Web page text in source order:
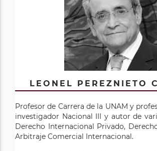
LEONEL PEREZNIETO
Profesor de Carrera de la UNAM y
investigador Nacional III y autor de
Derecho Internacional Privado,
Arbitraje Comercial Internacional.